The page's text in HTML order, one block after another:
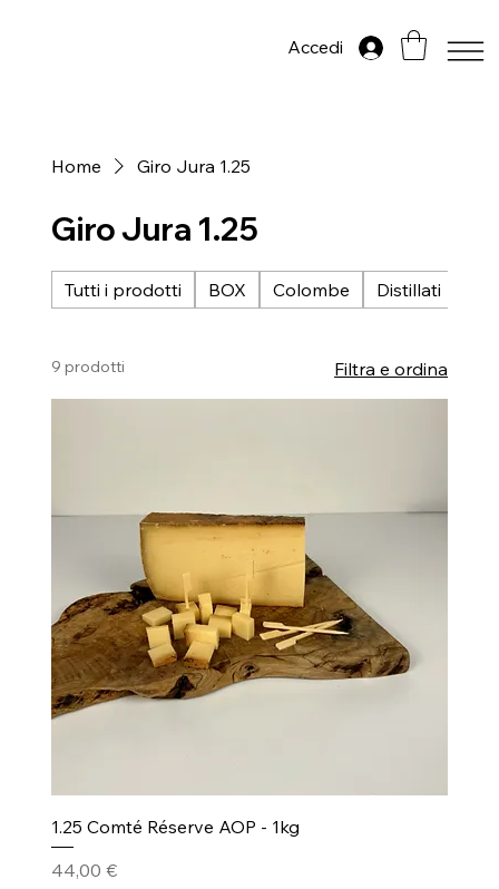
Accedi
Home Giro Jura 1.25
Giro Jura 1.25
Tutti i prodotti BOX Colombe Distillati
9 prodotti Filtra e ordina
1.25 Comté Réserve AOP - 1kg
Prezzo
44,00 €